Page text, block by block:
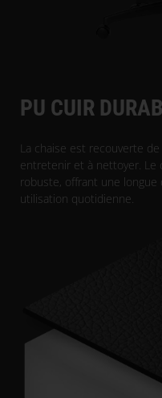
PU CUIR
La chaise est recouverte
entretenir et à nettoyer. Le
robuste, offrant une longue
utilisation quotidienne.